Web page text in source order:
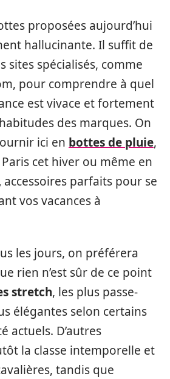
proposées aujourd’hui
hallucinante. Il suffit de
sites spécialisés, comme
pour comprendre à quel
est vivace et fortement
des marques. On
ici en bottes de pluie,
cet hiver ou même en
accessoires parfaits pour se
vos vacances à
les jours, on préférera
rien n’est sûr de ce point
stretch, les plus passe-
élégantes selon certains
actuels. D’autres
la classe intemporelle et
tandis que